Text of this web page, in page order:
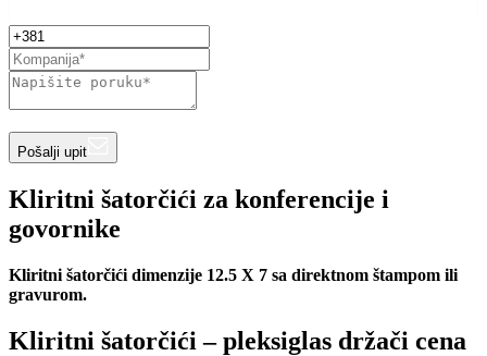
Pošalji upit
Kliritni šatorčići za konferencije i
govornike
Kliritni šatorčići dimenzije 12.5 X 7 sa direktnom štampom ili
gravurom.
Kliritni šatorčići – pleksiglas držači cena